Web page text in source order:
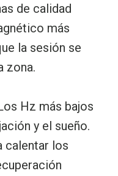
de calidad
más
la sesión se
zona.
Hz más bajos
y el sueño.
calentar los